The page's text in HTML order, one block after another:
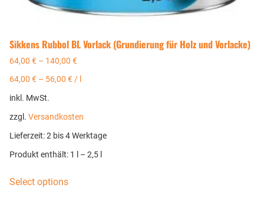
Sikkens Rubbol BL Vorlack (Grundierung für Holz und Vorlacke)
64,00 € – 140,00 €
64,00 € – 56,00 €/
inkl. MwSt.
zzgl. Versandkosten
Lieferzeit:2 bis 4 Werktage
Produkt enthält: 1
– 2,5
Select options